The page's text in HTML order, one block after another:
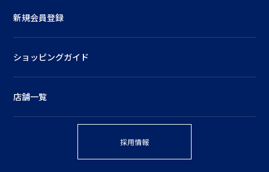
新規会員登録
ショッピングガイド
店舗一覧
採用情報